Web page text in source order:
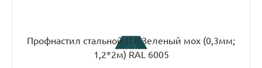
Профнастил стальной С-8 Зеленый мох (0,3мм;
1,2*2м) RAL 6005